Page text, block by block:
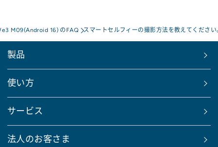
M09(Android 16) のFAQ スマートセルフィーの撮影方法を教えてください
製品
使い方
サービス
法人のお客さま